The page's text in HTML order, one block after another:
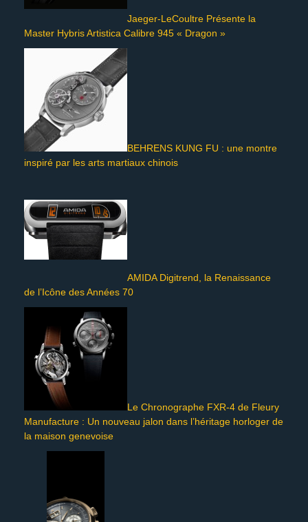
Jaeger-LeCoultre Présente la
Master Hybris Artistica Calibre 945 « Dragon »
BEHRENS KUNG FU : une montre
inspiré par les arts martiaux chinois
AMIDA Digitrend, la Renaissance
de l’Icône des Années 70
Le Chronographe FXR-4 de Fleury
Manufacture : Un nouveau jalon dans l’héritage horloger de
la maison genevoise